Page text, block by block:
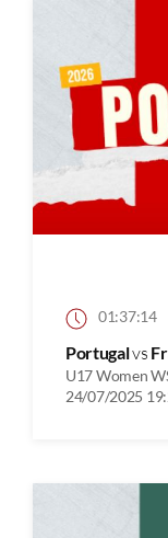
01:37:14
Portugalvs
U17 Women
24/07/2025